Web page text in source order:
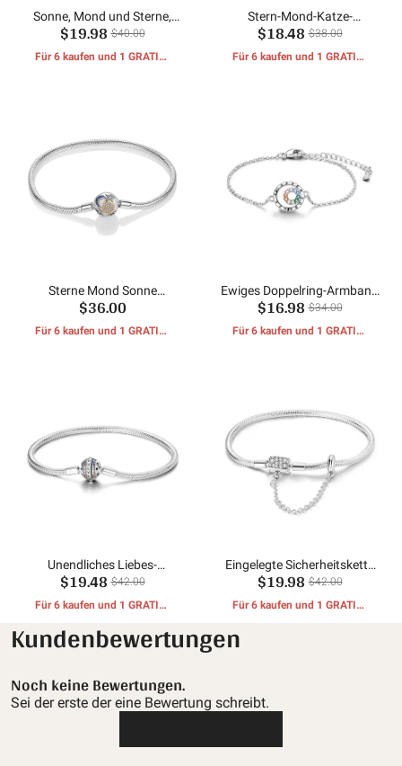
Sonne, Mond und Sterne,
Sicherheitskette,
Schlangenknochen-Armband
$19.98 $40.00
Für 6 kaufen und 1 GRATIS-
Stern-Mond-Katze-
Kettenarmband
$18.48 $38.00
Für 6 kaufen und 1 GRATIS-
Sterne Mond Sonne
Armbänder
$36.00
Für 6 kaufen und 1 GRATIS-
Ewiges Doppelring-Armband
mit farbigem Zirkonia
$16.98 $34.00
Für 6 kaufen und 1 GRATIS-
Unendliches Liebes-
Schlangenknochen-Armband
$19.48 $42.00
Für 6 kaufen und 1 GRATIS-
Eingelegte Sicherheitskette
mit Eimerschnalle und
Schlangenknochenkette
$19.98 $42.00
Für 6 kaufen und 1 GRATIS-
Kundenbewertungen
Noch keine Bewertungen.
Sei der erste der eine Bewertung schreibt.